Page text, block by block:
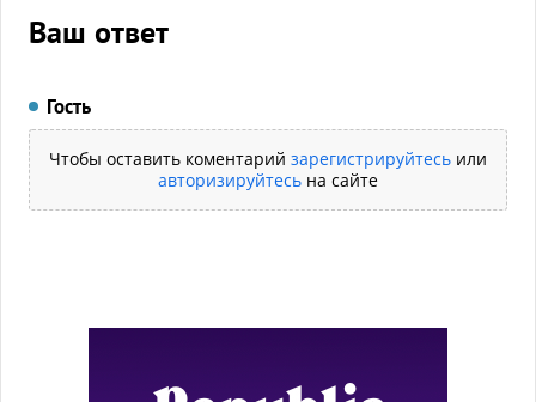
Ваш ответ
Гость
Чтобы оставить коментарий зарегистрируйтесь или
авторизируйтесь на сайте